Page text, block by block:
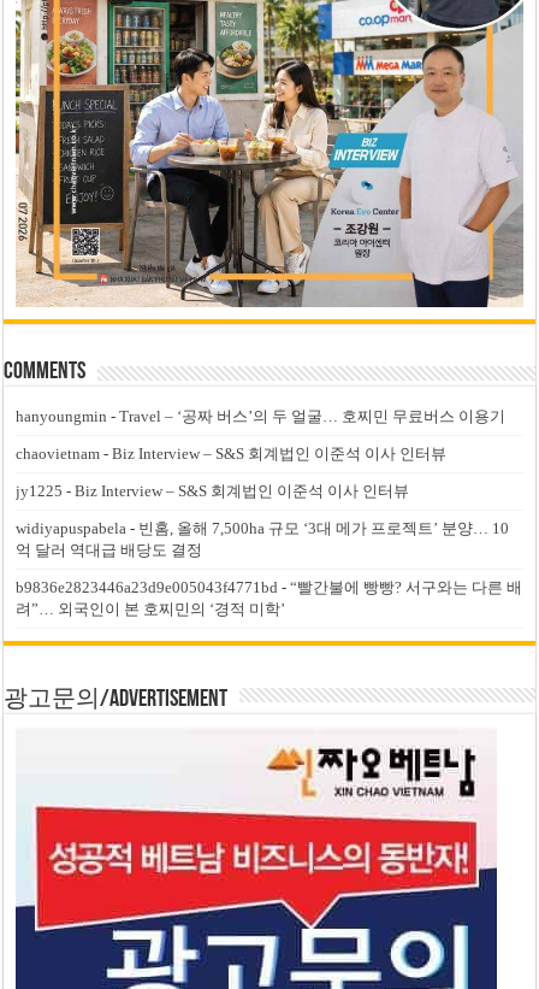
Comments
hanyoungmin -Travel – ‘공짜 버스’의 두 얼굴… 호찌민 무료버스 이용기
chaovietnam -Biz Interview – S&S 회계법인 이준석 이사 인터뷰
jy1225 -Biz Interview – S&S 회계법인 이준석 이사 인터뷰
widiyapuspabela - 빈홈, 올해 7,500ha 규모 ‘3대 메가 프로젝트’ 분양… 10
억 달러 역대급 배당도 결정
b9836e2823446a23d9e005043f4771bd -“빨간불에 빵빵? 서구와는 다른 배
려”… 외국인이 본 호찌민의 ‘경적 미학’
광고문의/Advertisement